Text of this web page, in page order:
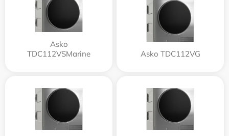
Asko
TDC112VSMarine
Asko TDC112VG